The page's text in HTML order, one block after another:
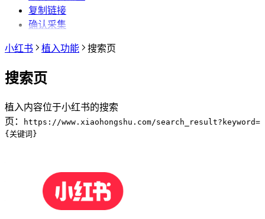
复制链接
确认采集
小红书 植入功能 搜索页
搜索页
植入内容位于小红书的搜索
页：
https://www.xiaohongshu.com/search_result?keyword=
{关键词}